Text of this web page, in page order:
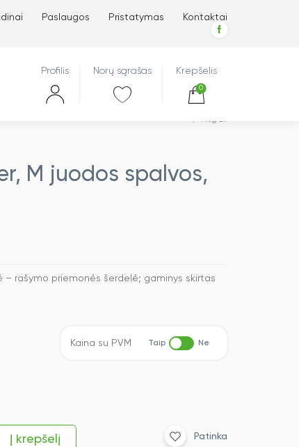
Paslaugos Pristatymas Kontaktai
Profilis Norų sąrašas Krepšelis
0
Atgal
M juodos spalvos,
– rašymo priemonės šerdelė; gaminys skirtas
Kaina su PVM Taip Ne
Į krepšelį Patinka